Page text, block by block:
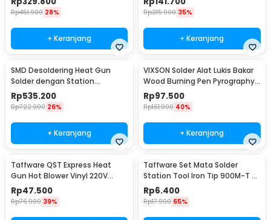
Rp451.900 28%
+ Keranjang
Rp215.900 35%
+ Keranjang
SMD Desoldering Heat Gun
Solder dengan Station
220V/700W - KS8586
Rp535.200
Rp722.900 26%
+ Keranjang
VIXSON Solder Alat Lukis Bakar
Wood Burning Pen Pyrography
60W 36 Set - CS-31 D
Rp97.500
Rp161.900 40%
+ Keranjang
Taffware QST Express Heat
Gun Hot Blower Vinyl 220V
300W - QST-220
Rp47.500
Rp76.900 39%
Taffware Set Mata Solder
Station Tool Iron Tip 900M-T 5
PCS - BI5044
Rp6.400
Rp17.900 65%